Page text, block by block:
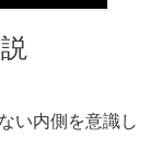
い内側を意識し